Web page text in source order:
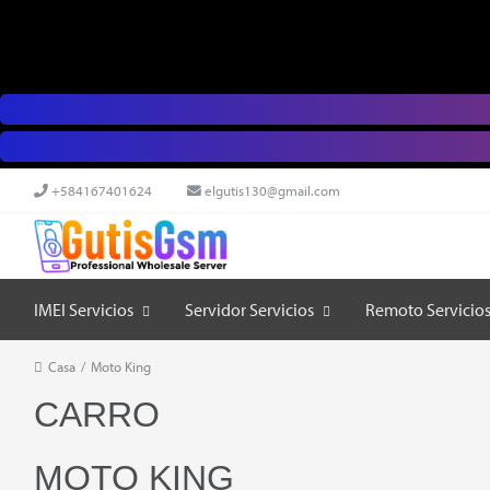
+584167401624 elgutis130@gmail.com
IMEI Servicios Servidor Servicios Remoto Servicios
Casa / Moto King
CARRO
MOTO KING